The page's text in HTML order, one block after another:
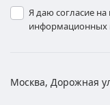
Я даю согласие
информационных
Москва, Дорожная